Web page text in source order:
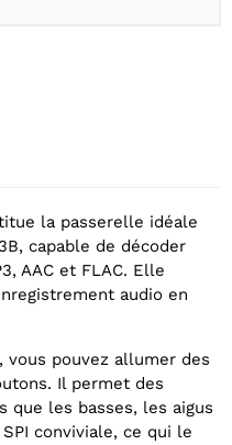
la passerelle idéale
capable de décoder
AAC et FLAC. Elle
audio en
vous pouvez allumer des
Il permet des
que les basses, les aigus
conviviale, ce qui le